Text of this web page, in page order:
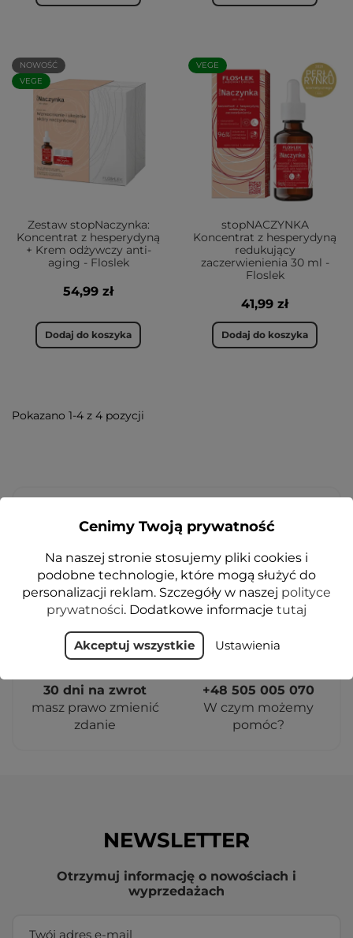
NOWOŚĆ
VEGE
Zestaw stopNaczynka:
Koncentrat z hesperydyną
+ Krem odżywczy anti-
aging - Floslek
54,99 zł
Dodaj do koszyka
VEGE
stopNACZYNKA
Koncentrat z hesperydyną
redukujący
zaczerwienienia 30 ml -
Floslek
41,99 zł
Dodaj do koszyka
Pokazano 1-4 z 4 pozycji
Darmowa dostawa
dla zamówień od 129
zł
Próbki w prezencie
do każdego
zamówienia
30 dni na zwrot
masz prawo zmienić
zdanie
+48 505 005 070
W czym możemy
pomóc?
NEWSLETTER
Otrzymuj informację o nowościach i
wyprzedażach
Cenimy Twoją prywatność
Na naszej stronie stosujemy pliki cookies i
podobne technologie, które mogą służyć do
personalizacji reklam. Szczegóły w naszej polityce
prywatności. Dodatkowe informacje tutaj
Akceptuj wszystkie Ustawienia